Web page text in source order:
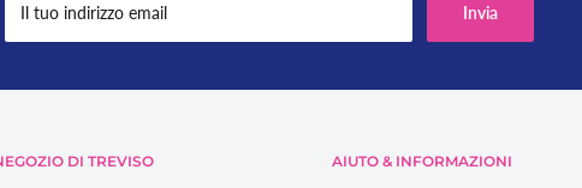
Il tuo indirizzo email Invia
DI TREVISO AIUTO & INFORMAZIONI